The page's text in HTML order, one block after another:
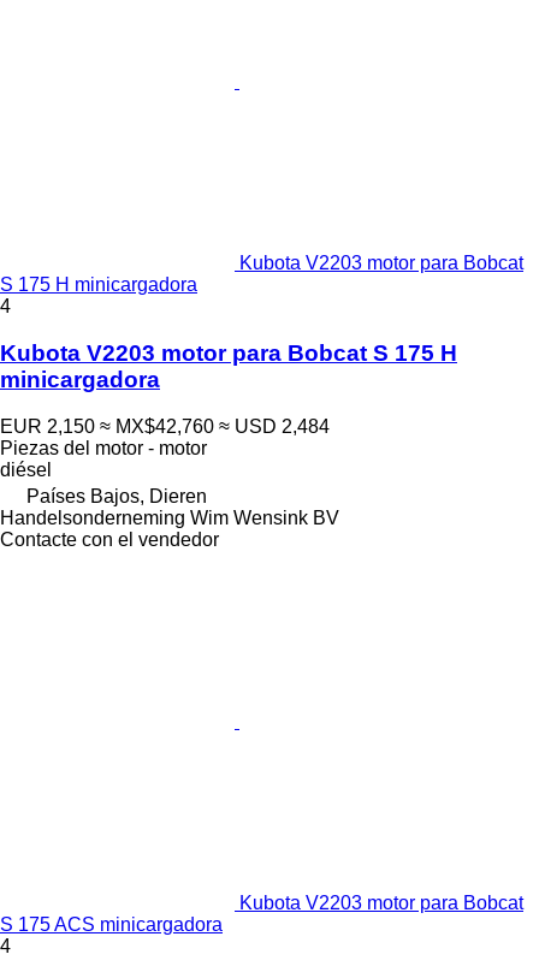
Kubota V2203 motor para Bobcat
S 175 H minicargadora
4
Kubota V2203 motor para Bobcat S 175 H
minicargadora
EUR 2,150 ≈ MX$42,760 ≈ USD 2,484
Piezas del motor - motor
diésel
Países Bajos, Dieren
Handelsonderneming Wim Wensink BV
Contacte con el vendedor
Kubota V2203 motor para Bobcat
S 175 ACS minicargadora
4